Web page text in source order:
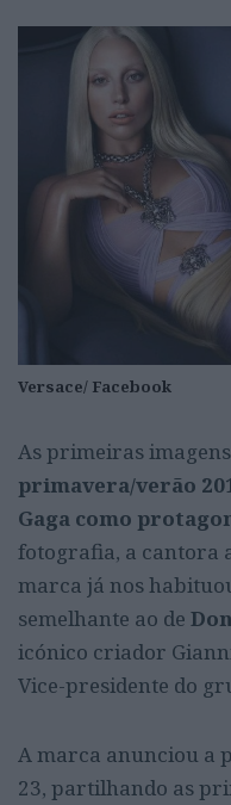
Versace/ Facebook
As primeiras
primavera/verão
Gaga como
fotografia, a cantora
marca já nos
semelhante ao de
icónico criador
Vice-presidente do
A marca anunciou a
23, partilhando as